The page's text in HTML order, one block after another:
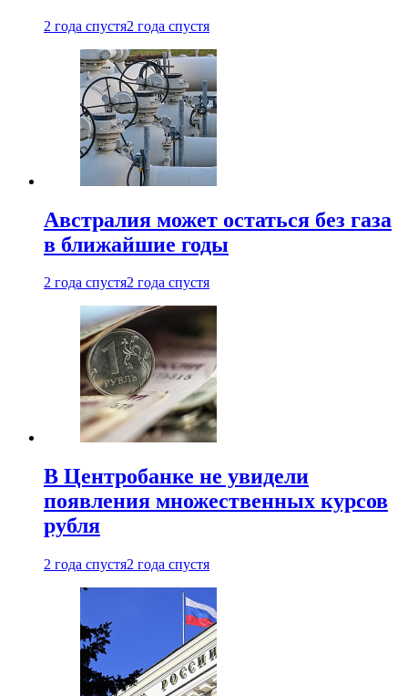
2 года спустя2 года спустя
Австралия может остаться без газа
в ближайшие годы
2 года спустя2 года спустя
В Центробанке не увидели
появления множественных курсов
рубля
2 года спустя2 года спустя